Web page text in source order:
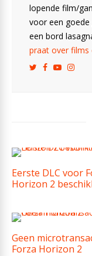
lopende film/
voor een
een bord
praat over films
Eerste DLC voor
Horizon 2
Geen
Forza Horizon 2